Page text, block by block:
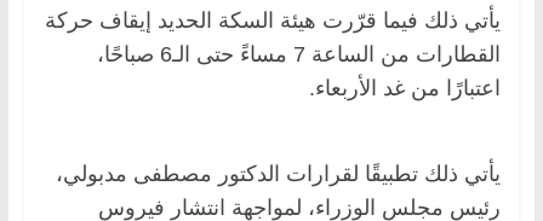
يأتي ذلك فيما قرّرت هيئة السكة الحديد إيقاف حركة
القطارات من الساعة 7 مساءً حتى الـ6 صباحًا،
اعتبارًا من غد الأربعاء.
يأتي ذلك تطبيقًا لقرارات الدكتور مصطفى مدبولي،
رئيس مجلس الوزراء، لمواجهة انتشار فيروس